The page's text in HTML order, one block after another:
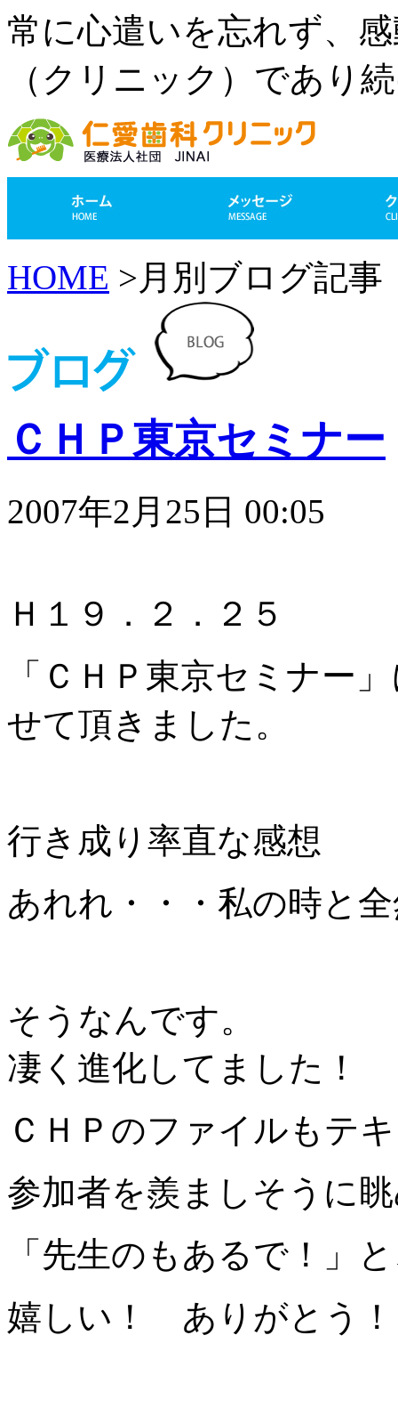
常に心遣いを忘れず、
（クリニック）であり
HOME >月別ブログ記事
ＣＨＰ東京セミナー
2007年2月25日 00:05
Ｈ１９．２．２５
「ＣＨＰ東京セミナー
せて頂きました。
行き成り率直な感想
あれれ・・・私の時と
そうなんです。
凄く進化してました！
ＣＨＰのファイルもテ
参加者を羨ましそうに
「先生のもあるで！」
嬉しい！ ありがとう！